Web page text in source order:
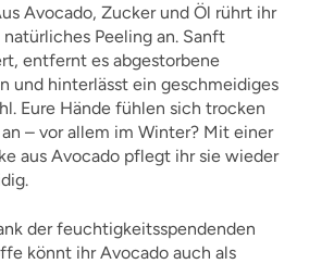
Avocado, Zucker und Öl rührt ihr
Peeling an. Sanft
entfernt es abgestorbene
und hinterlässt ein geschmeidiges
Eure Hände fühlen sich trocken
an – vor allem im Winter? Mit einer
aus Avocado pflegt ihr sie wieder
der feuchtigkeitsspendenden
könnt ihr Avocado auch als